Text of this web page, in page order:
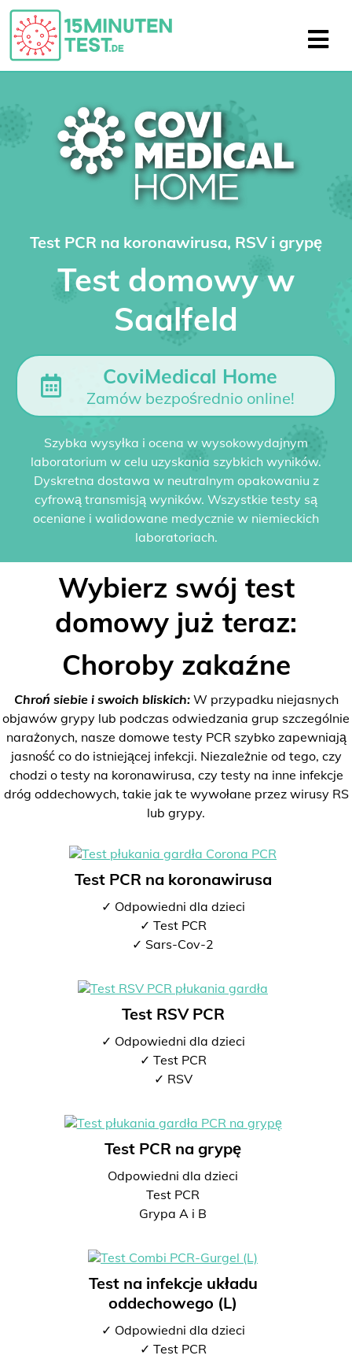
Test PCR na koronawirusa, RSV i grypę
Test domowy w
Saalfeld
CoviMedical Home
Zamów bezpośrednio online!
Szybka wysyłka i ocena w wysokowydajnym
laboratorium w celu uzyskania szybkich wyników.
Dyskretna dostawa w neutralnym opakowaniu z
cyfrową transmisją wyników. Wszystkie testy są
oceniane i walidowane medycznie w niemieckich
laboratoriach.
Wybierz swój test
domowy już teraz:
Choroby zakaźne
Chroń siebie i swoich bliskich:W przypadku niejasnych
objawów grypy lub podczas odwiedzania grup szczególnie
narażonych, nasze domowe testy PCR szybko zapewniają
jasność co do istniejącej infekcji. Niezależnie od tego, czy
chodzi o testy na koronawirusa, czy testy na inne infekcje
dróg oddechowych, takie jak te wywołane przez wirusy RS
lub grypy.
Test PCR na koronawirusa
✓ Odpowiedni dla dzieci
✓ Test PCR
✓ Sars-Cov-2
Test RSV PCR
✓ Odpowiedni dla dzieci
✓ Test PCR
✓ RSV
Test PCR na grypę
Odpowiedni dla dzieci
Test PCR
Grypa A i B
Test na infekcje układu
oddechowego (L)
✓ Odpowiedni dla dzieci
✓ Test PCR